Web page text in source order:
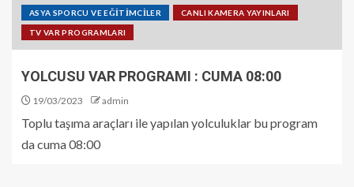
ASYA SPORCU VE EĞİTİMCİLER CANLI KAMERA YAYINLARI
TV VAR PROGRAMLARI
YOLCUSU VAR PROGRAMI : CUMA 08:00
19/03/2023 admin
Toplu taşıma araçları ile yapılan yolculuklar bu program
da cuma 08:00